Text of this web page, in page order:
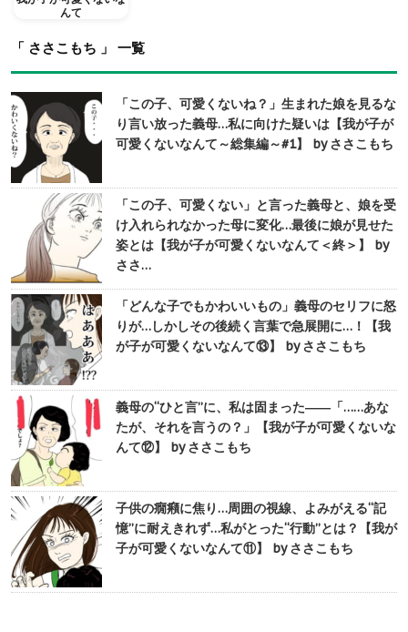
んて
「 ささこもち 」 一覧
「この子、可愛くないね？」生まれた娘を見るな
り言い放った義母…私に向けた疑いは【我が子が
可愛くないなんて～総集編～#1】 by ささこもち
「この子、可愛くない」と言った義母と、娘を受
け入れられなかった母に変化…最後に娘が見せた
姿とは【我が子が可愛くないなんて＜終＞】 by
ささ…
「どんな子でもかわいいもの」義母のセリフに怒
りが…しかしその後続く言葉で急展開に…！【我
が子が可愛くないなんて⑬】 by ささこもち
義母の“ひと言”に、私は固まった――「……あな
たが、それを言うの？」【我が子が可愛くないな
んて⑫】 by ささこもち
子供の癇癪に焦り…周囲の視線、よみがえる“記
憶”に耐えきれず…私がとった“行動”とは？【我が
子が可愛くないなんて⑪】 by ささこもち